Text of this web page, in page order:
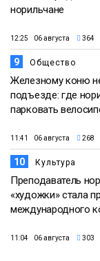
норильчане
12:25 06 августа 364
9 Общество
Железному коню
подъезде: где
парковать
11:41 06 августа 268
10 Культура
Преподаватель
«художки» стала
международного
11:04 06 августа 303